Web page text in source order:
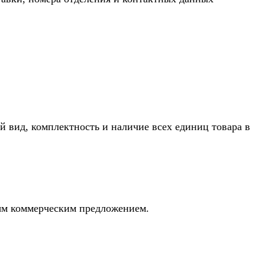
комплектность и наличие всех единиц товара в
коммерческим предложением.